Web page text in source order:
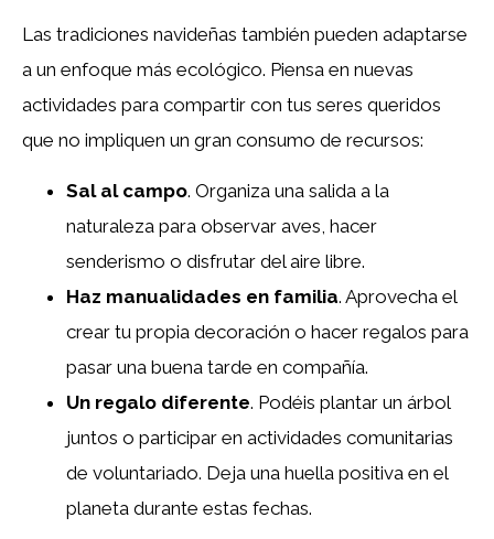
Las tradiciones navideñas también pueden adaptarse
a un enfoque más ecológico. Piensa en nuevas
actividades para compartir con tus seres queridos
que no impliquen un gran consumo de recursos:
Sal al campo. Organiza una salida a la
naturaleza para observar aves, hacer
senderismo o disfrutar del aire libre.
Haz manualidades en familia. Aprovecha el
crear tu propia decoración o hacer regalos para
pasar una buena tarde en compañía.
Un regalo diferente. Podéis plantar un árbol
juntos o participar en actividades comunitarias
de voluntariado. Deja una huella positiva en el
planeta durante estas fechas.